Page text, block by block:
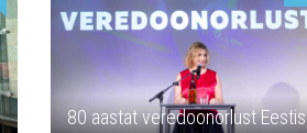
80 aastat veredoonorlust Eestis